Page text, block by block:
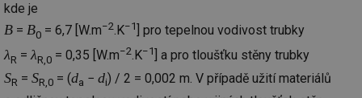
kde je
B = B0 = 6,7 [W.m−2.K−1 ] pro tepelnou vodivost trubky
λR =λR,0 = 0,35 [W.m−2.K−1 ] a pro tloušťku stěny trubky
SR = SR,0 = (da − di) / 2 = 0,002 m. V případě užití materiálů